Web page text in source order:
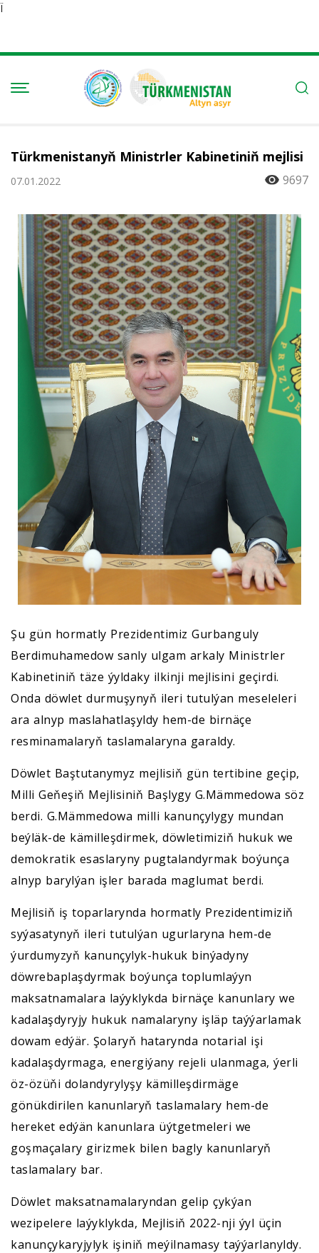
Ï
Türkmenistanyň Ministrler Kabinetiniň mejlisi
07.01.2022 9697
Şu gün hormatly Prezidentimiz Gurbanguly
Berdimuhamedow sanly ulgam arkaly Ministrler
Kabinetiniň täze ýyldaky ilkinji mejlisini geçirdi.
Onda döwlet durmuşynyň ileri tutulýan meseleleri
ara alnyp maslahatlaşyldy hem-de birnäçe
resminamalaryň taslamalaryna garaldy.
Döwlet Baştutanymyz mejlisiň gün tertibine geçip,
Milli Geňeşiň Mejlisiniň Başlygy G.Mämmedowa söz
berdi. G.Mämmedowa milli kanunçylygy mundan
beýläk-de kämilleşdirmek, döwletimiziň hukuk we
demokratik esaslaryny pugtalandyrmak boýunça
alnyp barylýan işler barada maglumat berdi.
Mejlisiň iş toparlarynda hormatly Prezidentimiziň
syýasatynyň ileri tutulýan ugurlaryna hem-de
ýurdumyzyň kanunçylyk-hukuk binýadyny
döwrebaplaşdyrmak boýunça toplumlaýyn
maksatnamalara laýyklykda birnäçe kanunlary we
kadalaşdyryjy hukuk namalaryny işläp taýýarlamak
dowam edýär. Şolaryň hatarynda notarial işi
kadalaşdyrmaga, energiýany rejeli ulanmaga, ýerli
öz-özüňi dolandyrylyşy kämilleşdirmäge
gönükdirilen kanunlaryň taslamalary hem-de
hereket edýän kanunlara üýtgetmeleri we
goşmaçalary girizmek bilen bagly kanunlaryň
taslamalary bar.
Döwlet maksatnamalaryndan gelip çykýan
wezipelere laýyklykda, Mejlisiň 2022-nji ýyl üçin
kanunçykaryjylyk işiniň meýilnamasy taýýarlanyldy.